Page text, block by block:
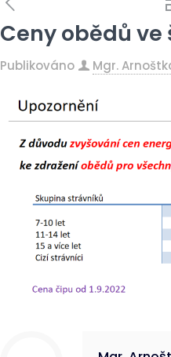
Ceny obědů
Publikováno Mgr.